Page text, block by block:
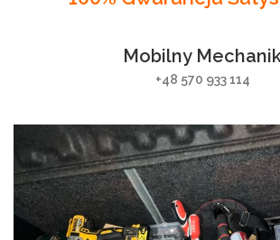
Mobilny
+48 570 933 114